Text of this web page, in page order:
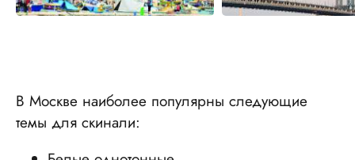
В Москве наиболее популярны следующие
темы для скинали: